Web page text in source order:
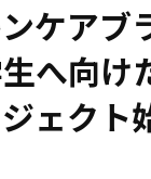
ケアブ
へ向け
ェクト